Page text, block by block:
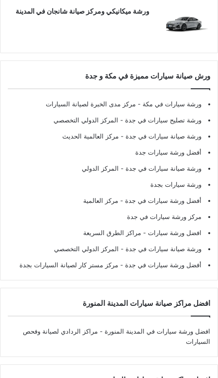
ورشة ميكانيكي ومركز صيانة شانجان في المدينة
ورش صيانة سيارات مميزة في مكة و جدة
ورشة سيارات في مكة - مركز مدى الخبرة لصيانة السيارات
ورشة تصليح سيارات في جدة - المركز الدولي التخصصي
ورشة صيانة سيارات في جدة - مركز العالمية الحديث
أفضل ورشة سيارات جدة
ورشة صيانة سيارات في جدة - المركز الدولي
ورشة سيارات بجدة
أفضل ورشة سيارات في جدة - مركز العالمية
مركز ورشة سيارات في جدة
افضل ورشة سيارات - مراكز الطرق السريعة
ورشة صيانة سيارات في جدة - المركز الدولي التخصصي
أفضل ورشة سيارات في جدة - مركز مستر كار لصيانة السيارات بجدة
افضل مراكز صيانة سيارات المدينة المنورة
افضل ورشة سيارات في المدينة المنورة - مراكز الردادي لصيانة وفحص
السيارات